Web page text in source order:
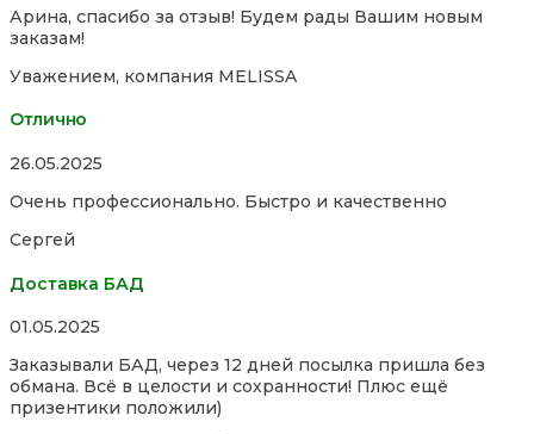
Арина, спасибо за отзыв! Будем рады Вашим новым
заказам!
Уважением, компания MELISSA
Отлично
Rated
out
5
26.05.2025
Очень профессионально. Быстро и качественно
Сергей
Доставка БАД
Rated
out
of
5
01.05.2025
Заказывали БАД, через 12 дней посылка пришла без
обмана. Всё в целости и сохранности! Плюс ещё
призентики положили)